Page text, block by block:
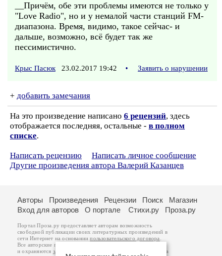
__Причём, обе эти проблемы имеются не только у
"Love Radio", но и у немалой части станций FM-
диапазона. Время, видимо, такое сейчас- и
дальше, возможно, всё будет так же
пессимистично.
Крыс Пасюк 23.02.2017 19:42 • Заявить о нарушении
+ добавить замечания
На это произведение написано 6 рецензий, здесь
отображается последняя, остальные - в полном
списке.
Написать рецензию
Написать личное сообщение
Другие произведения автора Валерий Казанцев
Авторы Произведения Рецензии Поиск
Магазин
Вход для авторов
О портале Стихи.ру Проза.ру
Портал Проза.ру предоставляет авторам возможность
свободной публикации своих литературных произведений в
сети Интернет на основаниипользовательского договора
Все авторские права на произведения принадлежат авторам
и охраняются законом
. Перепечатка произведений возможна